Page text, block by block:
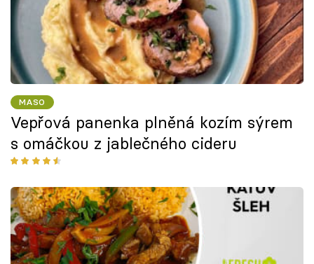
MASO
Vepřová panenka plněná kozím sýrem
s omáčkou z jablečného cideru